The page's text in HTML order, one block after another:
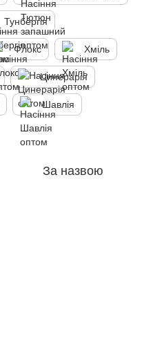
Тунбергія
Флокс Хміль
Цинерарія
Шавлія
За назвою